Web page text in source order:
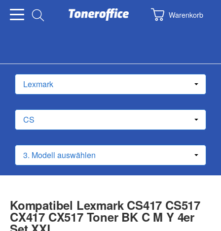
Warenkorb
Kompatibel Lexmark CS417 CS517
CX417 CX517 Toner BK C M Y 4er